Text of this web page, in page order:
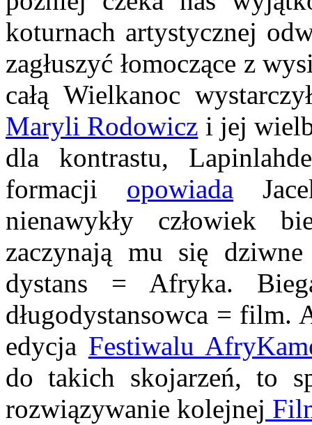
koturnach artystycznej
zagłuszyć łomoczące z
całą Wielkanoc
Maryli Rodowicz i jej
dla kontrastu,
formacji opowiada
nienawykły człowiek
zaczynają mu się
dystans = Afryka.
długodystansowca =
edycja Festiwalu
do takich skojarzeń, to
rozwiązywanie kolejnej